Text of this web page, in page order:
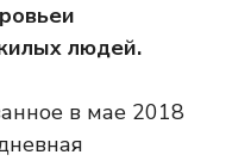
и
людей.
в мае 2018